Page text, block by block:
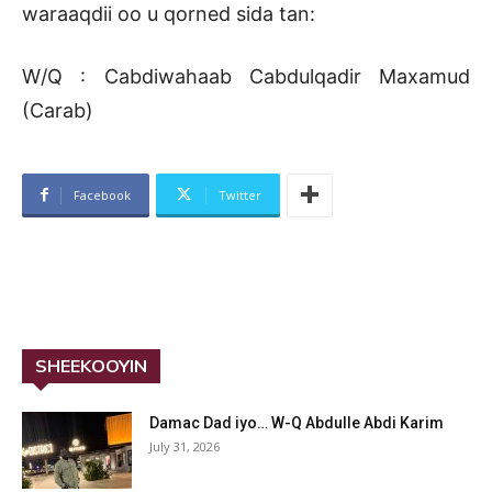
waraaqdii oo u qorned sida tan:
W/Q : Cabdiwahaab Cabdulqadir Maxamud
(Carab)
Facebook Twitter
SHEEKOOYIN
Damac Dad iyo… W-Q Abdulle Abdi Karim
July 31, 2026